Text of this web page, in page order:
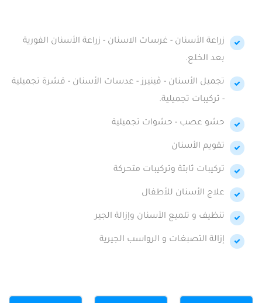
زراعة الأسنان - غرسات الاسنان - زراعة الأسنان الفورية
بعد الخلع.
تجميل الأسنان - ڤينيرز - عدسات الأسنان - قشرة تجميلية
- تركيبات تجميلية.
حشو عصب - حشوات تجميلية
تقويم الأسنان
تركيبات ثابتة وتركيبات متحركة
علاج الأسنان للأطفال
تنظيف و تلميع الأسنان وإزالة الجير
إزالة التصبغات و الرواسب الجيرية